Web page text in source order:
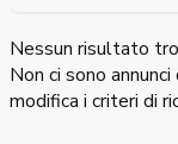
Nessun risultato
Non ci sono
modifica i criteri di